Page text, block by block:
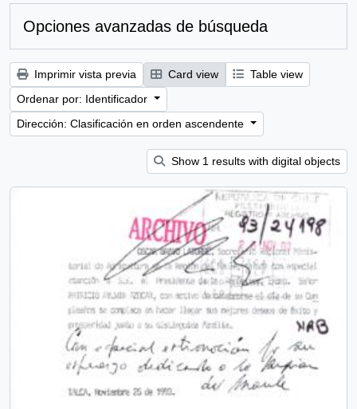
Opciones avanzadas de búsqueda
Imprimir vista previa Card view
Table view
Ordenar por: Identificador
Dirección: Clasificación en orden ascendente
Show 1 results with digital objects